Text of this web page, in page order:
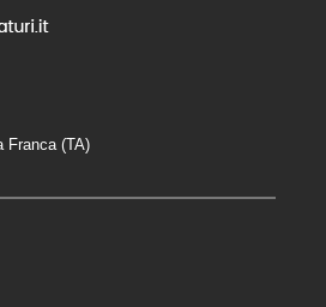
Franca (TA)